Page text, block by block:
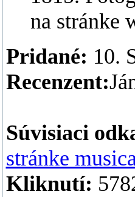
na stránke
Pridané: 10.
Recenzent:
Súvisiaci
stránke
Kliknutí: